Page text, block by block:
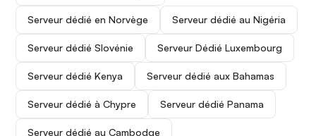
Serveur dédié en Norvège Serveur dédié au Nigéria
Serveur dédié Slovénie Serveur Dédié Luxembourg
Serveur dédié Kenya Serveur dédié aux Bahamas
Serveur dédié à Chypre Serveur dédié Panama
Serveur dédié au Cambodge